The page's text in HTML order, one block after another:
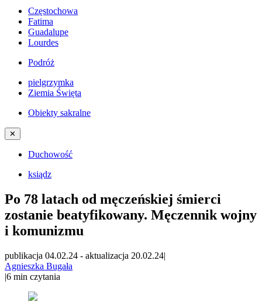
Częstochowa
Fatima
Guadalupe
Lourdes
Podróż
pielgrzymka
Ziemia Święta
Obiekty sakralne
✕
Duchowość
ksiądz
Po 78 latach od męczeńskiej śmierci
zostanie beatyfikowany. Męczennik wojny
i komunizmu
publikacja 04.02.24 - aktualizacja 20.02.24|
Agnieszka Bugała
|6 min czytania